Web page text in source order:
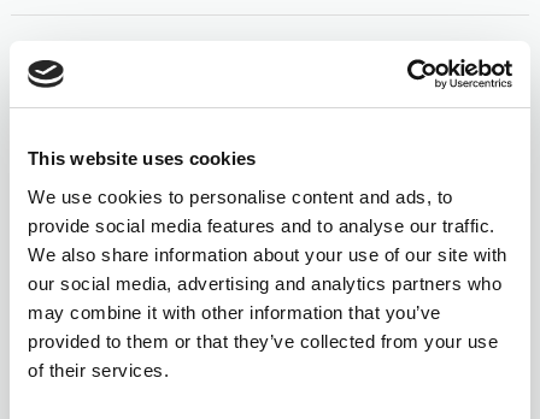
This website uses cookies
We use cookies to personalise content and ads, to
provide social media features and to analyse our traffic.
We also share information about your use of our site with
our social media, advertising and analytics partners who
may combine it with other information that you’ve
provided to them or that they’ve collected from your use
of their services.
Antal nystan
- +
114 - GRÖN
Öppna färgväljaren
-
125 - DJUP RÖD
Öppna färgväljaren
-